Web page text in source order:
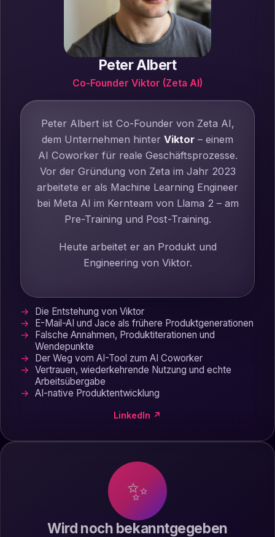
Peter Albert
Co-Founder Viktor (Zeta AI)
Peter Albert ist Co-Founder von Zeta AI,
dem Unternehmen hinter Viktor – einem
AI Coworker für reale Geschäftsprozesse.
Vor der Gründung von Zeta im Jahr 2023
arbeitete er als Machine Learning Engineer
bei Meta AI im Kernteam von Llama 2 – am
Pre-Training und Post-Training.
Heute arbeitet er an Produkt und
Engineering von Viktor.
Die Entstehung von Viktor
E-Mail-AI und Jace als frühere Produktgenerationen
Falsche Annahmen, Produktiterationen und
Wendepunkte
Der Weg vom AI-Tool zum AI Coworker
Vertrauen, wiederkehrende Nutzung und echte
Arbeitsübergabe
AI-native Produktentwicklung
LinkedIn ↗
✨
Wird noch bekanntgegeben